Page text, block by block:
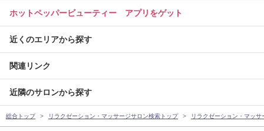
ホットペッパービューティー アプリをゲット
近くのエリアから探す
関連リンク
近隣のサロンから探す
総合トップ リラクゼーション・マッサージサロン検索トップ リラクゼーション・マッ